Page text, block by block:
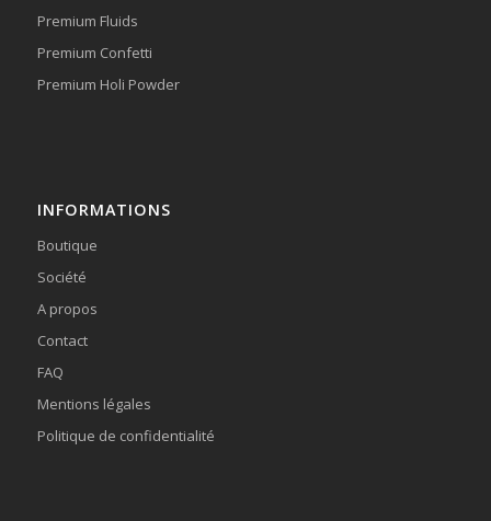
Premium Fluids
Premium Confetti
Premium Holi Powder
INFORMATIONS
Boutique
Société
A propos
Contact
FAQ
Mentions légales
Politique de confidentialité